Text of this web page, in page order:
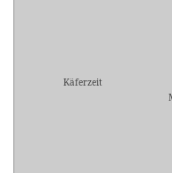
Käferzeit